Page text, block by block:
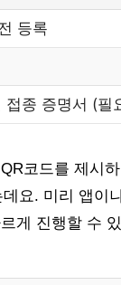
등록
종 증명서 (필
코드를 제시
요. 미리 앱이
게 진행할 수